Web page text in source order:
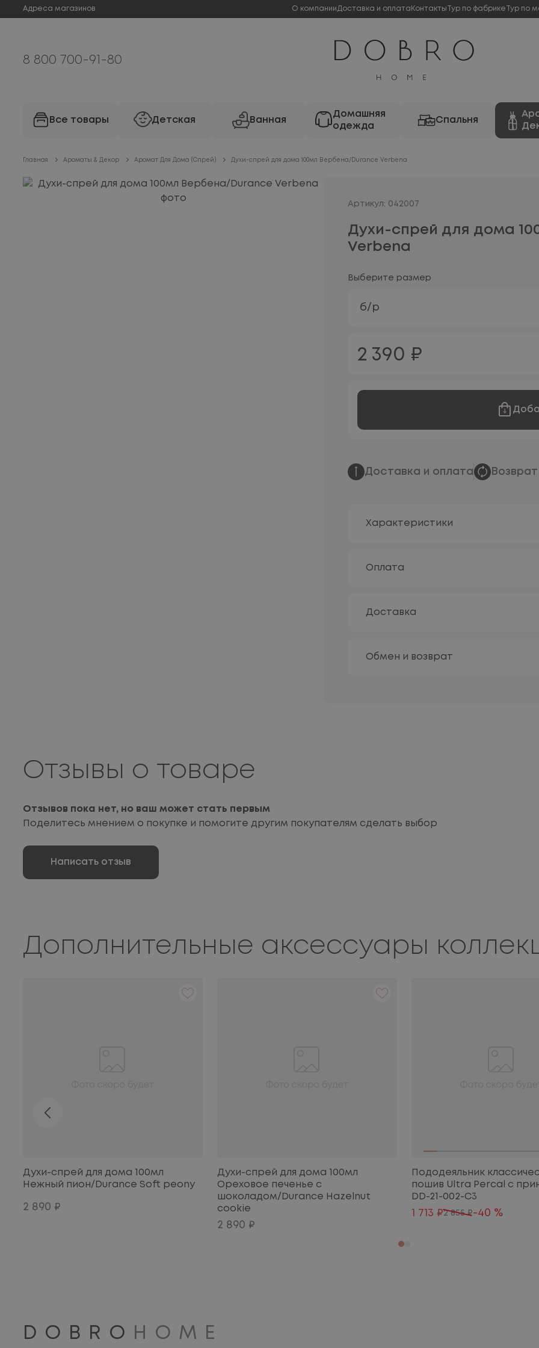
Адреса магазинов О компании Доставка и оплата Контакты Тур по фабрике Тур по
8 800 700-91-80
Все товары Детская Ванная
Домашняя
одежда
Спальня
Главная Ароматы & Декор Аромат Для Дома (Спрей) Духи-спрей для дома 100мл Вербена/Durance Verbena
Артикул: 042007
Духи-спрей для дома
Verbena
Выберите размер
б/р
2 390 ₽
Доставка и оплата
Характеристики
Оплата
Доставка
Обмен и возврат
Отзывы о товаре
Отзывов пока нет, но ваш может стать первым
Поделитесь мнением о покупке и помогите другим покупателям сделать выбор
Написать отзыв
Дополнительные аксессуары
Духи-спрей для дома 100мл
Нежный пион/Durance Soft peony
2 890 ₽
Духи-спрей для дома 100мл
Ореховое печенье с
шоколадом/Durance Hazelnut
cookie
2 890 ₽
Пододеяльник
пошив Ultra Percal с
DD-21-002-С3
1 713 ₽2 855 ₽-40 %
DOBRO HOME